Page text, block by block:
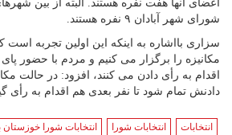
اعضای آنها هفت نفره هستند. البته از بین
شورای شهر آبادان ۹ نفره هستند.
سزاری بااشاره به اینکه این اولین تجربه است
مکانیزه را برگزار می کنیم و مردم با حضور
اقدام به رأی دادن می کنند، افزود: در حالت
دادنش تمام شود تا نفر بعدی هم اقدام به رأی
انتخابات انتخابات شورا انتخابات شورا